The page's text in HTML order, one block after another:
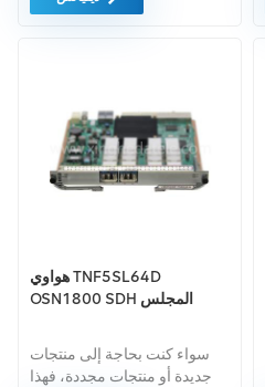
توفير كل هذه بأفضل الأسعار
هواوي TNF5SL64D
OSN1800 SDH المجلس
سواء كنت بحاجة إلى منتجات
جديدة أو منتجات مجددة، فهذا